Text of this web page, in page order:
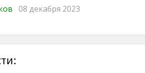
08 декабря 2023